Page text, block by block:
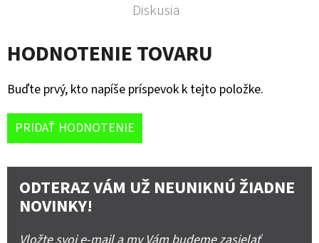
Diskusia
HODNOTENIE TOVARU
Buďte prvý, kto napíše príspevok k tejto položke.
PRIDAŤ HODNOTENIE
ODTERAZ VÁM UŽ NEUNIKNÚ ŽIADNE
NOVINKY!